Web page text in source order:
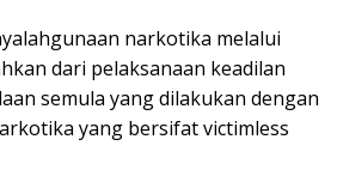
narkotika melalui
dari pelaksanaan keadilan
semula yang dilakukan dengan
yang bersifat victimless